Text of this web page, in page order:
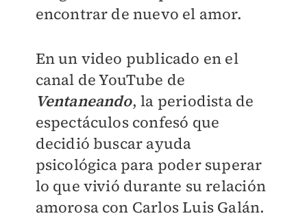
encontrar de nuevo el amor.
En un video publicado en el
canal de YouTube de
Ventaneando, la periodista de
espectáculos confesó que
decidió buscar ayuda
psicológica para poder superar
lo que vivió durante su relación
amorosa con Carlos Luis Galán.